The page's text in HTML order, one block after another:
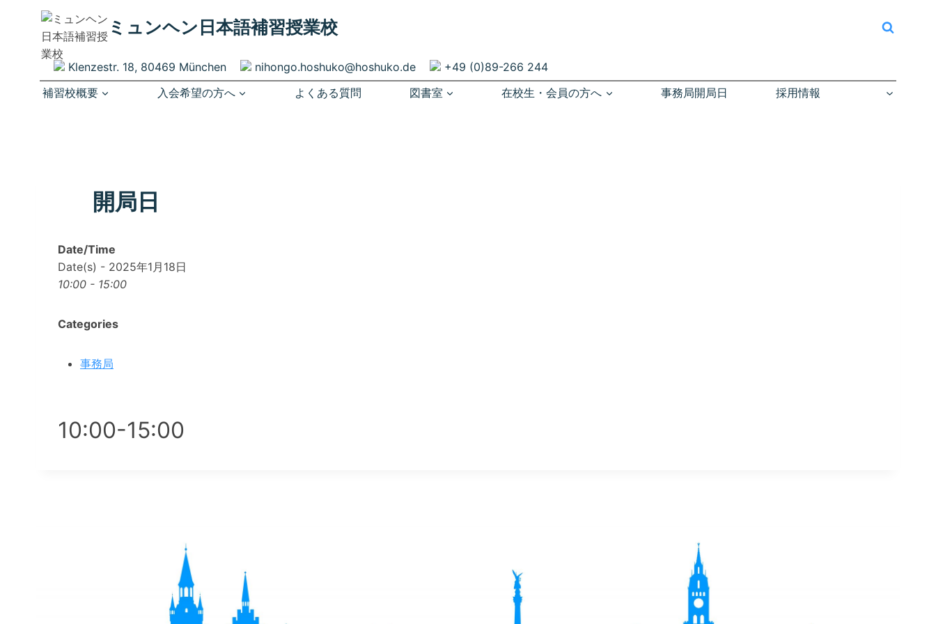
ミュンヘン​日本語補習授業校
Klenzestr. 18, 80469 München nihongo.hoshuko@hoshuko.de
+49 (0)89-266 244
補習校概要
入会希望の方へ よくある質問 図書室 在校生・会員の方へ 事務局開局日 採用情報
開局日
Date/Time
Date(s) - 2025年1月18日
10:00 - 15:00
Categories
事務局
10:00-15:00